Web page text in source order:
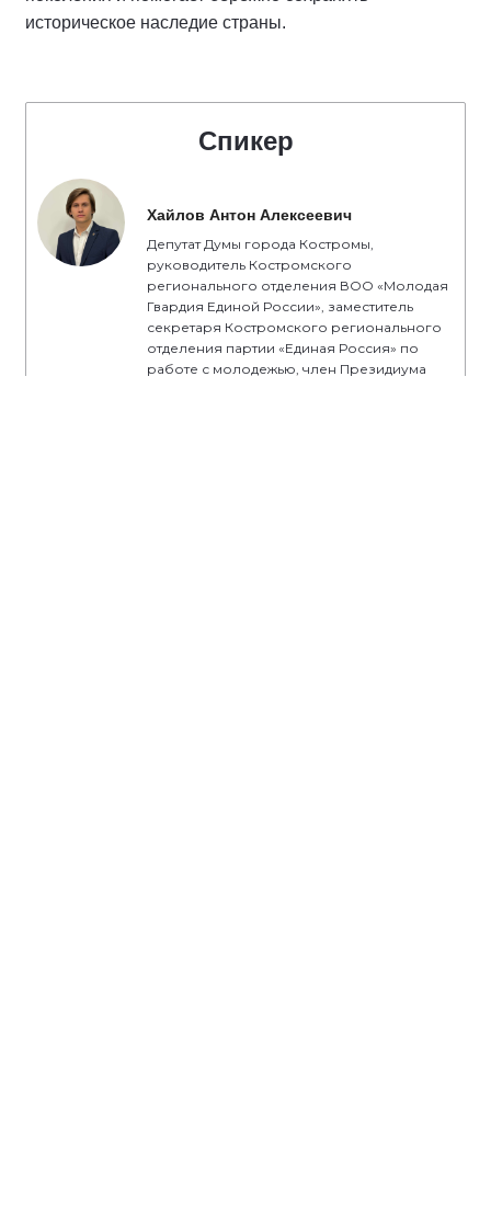
историческое наследие страны.
Спикер
Хайлов Антон Алексеевич
Депутат Думы города Костромы,
руководитель Костромского
регионального отделения ВОО «Молодая
Гвардия Единой России», заместитель
секретаря Костромского регионального
отделения партии «Единая Россия» по
работе с молодежью, член Президиума